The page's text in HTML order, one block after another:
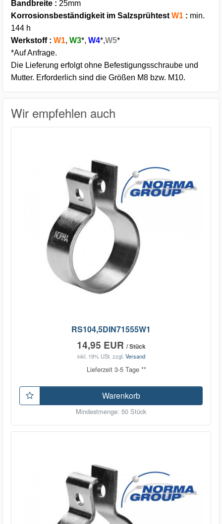
Bandbreite : 25mm
Korrosionsbeständigkeit im Salzsprühtest W1 : min.
144 h
Werkstoff : W1, W3*, W4*,W5*
*Auf Anfrage.
Die Lieferung erfolgt ohne Befestigungsschraube und
Mutter. Erforderlich sind die Größen M8 bzw. M10.
Wir empfehlen auch
RS104,5DIN71555W1
14,95 EUR / Stück
inkl. 19% USt. zzgl. Versand
Lieferzeit 3-5 Tage **
Warenkorb
Mindestmenge: 50 Stück